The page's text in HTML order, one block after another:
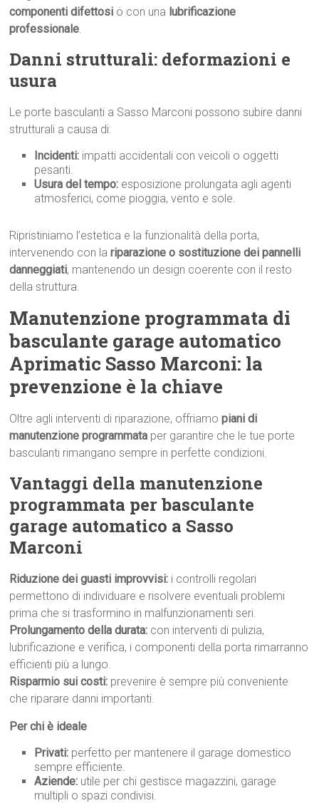
componenti difettosi o con una lubrificazione
professionale.
Danni strutturali: deformazioni e
usura
Le porte basculanti a Sasso Marconi possono subire danni
strutturali a causa di:
Incidenti: impatti accidentali con veicoli o oggetti
pesanti.
Usura del tempo: esposizione prolungata agli agenti
atmosferici, come pioggia, vento e sole.
Ripristiniamo l’estetica e la funzionalità della porta,
intervenendo con lariparazione o sostituzione dei pannelli
danneggiati, mantenendo un design coerente con il resto
della struttura.
Manutenzione programmata di
basculante garage automatico
Aprimatic Sasso Marconi: la
prevenzione è la chiave
Oltre agli interventi di riparazione, offriamopiani di
manutenzione programmata per garantire che le tue porte
basculanti rimangano sempre in perfette condizioni.
Vantaggi della manutenzione
programmata per basculante
garage automatico a Sasso
Marconi
Riduzione dei guasti improvvisi: i controlli regolari
permettono di individuare e risolvere eventuali problemi
prima che si trasformino in malfunzionamenti seri.
Prolungamento della durata: con interventi di pulizia,
lubrificazione e verifica, i componenti della porta rimarranno
efficienti più a lungo.
Risparmio sui costi: prevenire è sempre più conveniente
che riparare danni importanti.
Per chi è ideale
Privati: perfetto per mantenere il garage domestico
sempre efficiente.
Aziende: utile per chi gestisce magazzini, garage
multipli o spazi condivisi.